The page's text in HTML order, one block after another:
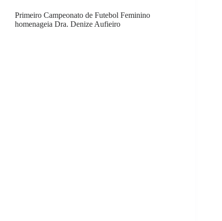
Primeiro Campeonato de Futebol Feminino
homenageia Dra. Denize Aufieiro